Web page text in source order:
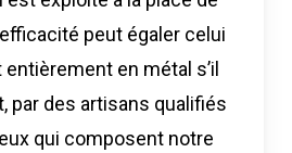
efficacité peut égaler celui
en métal s’il
par des artisans qualifiés
qui composent notre